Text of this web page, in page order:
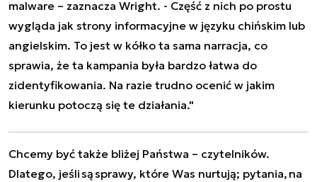
malware – zaznacza Wright. - Część z nich po prostu
wygląda jak strony informacyjne w języku chińskim lub
angielskim. To jest w kółko ta sama narracja, co
sprawia, że ta kampania była bardzo łatwa do
zidentyfikowania. Na razie trudno ocenić w jakim
kierunku potoczą się te działania."
Chcemy być także bliżej Państwa – czytelników.
Dlatego, jeśli są sprawy, które Was nurtują; pytania, na